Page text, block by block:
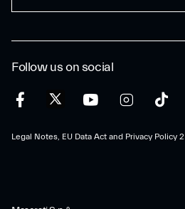
Follow us on social
Legal Notes, EU Data Act and Privacy Policy 2